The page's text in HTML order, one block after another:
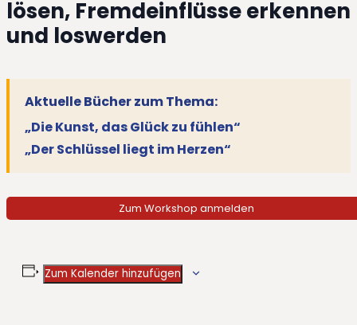
lösen, Fremdeinflüsse erkennen
und loswerden
Aktuelle Bücher zum Thema:
„Die Kunst, das Glück zu fühlen“
„Der Schlüssel liegt im Herzen“
Zum Workshop anmelden
Zum Kalender hinzufügen